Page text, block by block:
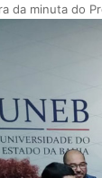
da minuta do